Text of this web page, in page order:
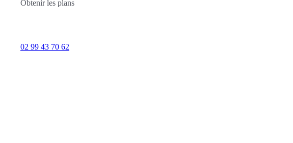
Obtenir les plans
02 99 43 70 62